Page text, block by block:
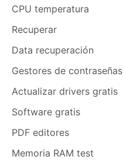
CPU temperatura
Recuperar
Data recuperación
Gestores de contraseñas
Actualizar drivers gratis
Software gratis
PDF editores
Memoria RAM test